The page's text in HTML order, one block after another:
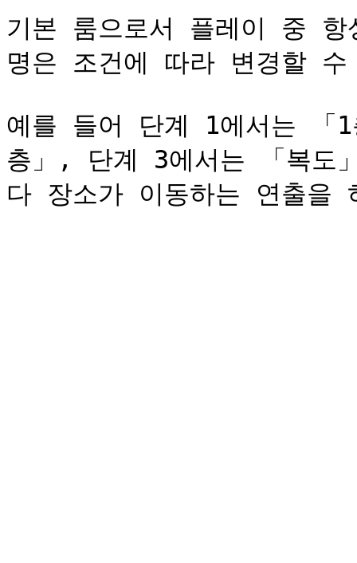
기본 룸으로서 플레이 중
명은 조건에 따라 변경할
예를 들어 단계 1에서는 「
층」, 단계 3에서는 「복도